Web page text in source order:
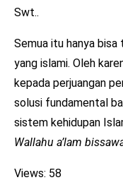
Swt..
Semua itu hanya
yang islami. Oleh
kepada perjuangan
solusi fundamental
sistem kehidupan
Wallahu a’lam
Views: 58